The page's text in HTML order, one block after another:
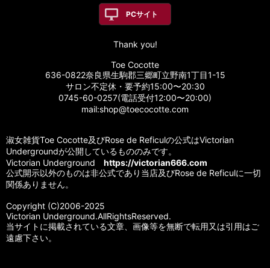
PCサイト
Thank you!
Toe Cocotte
636-0822奈良県生駒郡三郷町立野南1丁目1-15
サロン不定休・要予約15:00〜20:30
0745-60-0257(電話受付12:00〜20:00)
mail:shop@toecocotte.com
淑女雑貨Toe Cocotte及びRose de Reficulの公式はVictorian
Undergroundが公開しているもののみです。
Victorian Underground https://victorian666.com
公式開示以外のものは非公式であり当店及びRose de Reficulに一切
関係ありません。
Copyright (C)2006-2025
Victorian Underground.AllRightsReserved.
当サイトに掲載されている文章、画像等を無断で転用又は引用はご
遠慮下さい。